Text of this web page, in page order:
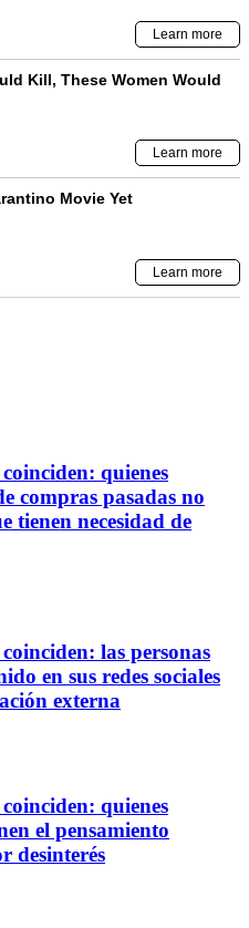
quienes
compras pasadas no
tienen necesidad de
las personas
en sus redes sociales
externa
quienes
el pensamiento
desinterés